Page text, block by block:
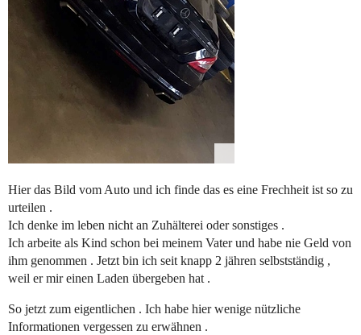
Hier das Bild vom Auto und ich finde das es eine Frechheit ist so zu
urteilen .
Ich denke im leben nicht an Zuhälterei oder sonstiges .
Ich arbeite als Kind schon bei meinem Vater und habe nie Geld von
ihm genommen . Jetzt bin ich seit knapp 2 jähren selbstständig ,
weil er mir einen Laden übergeben hat .
So jetzt zum eigentlichen . Ich habe hier wenige nützliche
Informationen vergessen zu erwähnen .